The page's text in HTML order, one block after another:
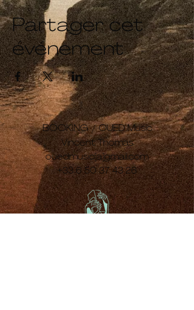
Partager cet
événement
BOOKING /OUED Music
Vincent Thomas
ouedmusic[a]gmail.com
+33 6 50 37 43 26